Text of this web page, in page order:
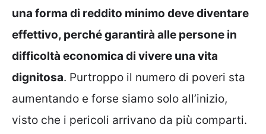
una forma di reddito minimo deve diventare
effettivo, perché garantirà alle persone in
difficoltà economica di vivere una vita
dignitosa. Purtroppo il numero di poveri sta
aumentando e forse siamo solo all’inizio,
visto che i pericoli arrivano da più comparti.